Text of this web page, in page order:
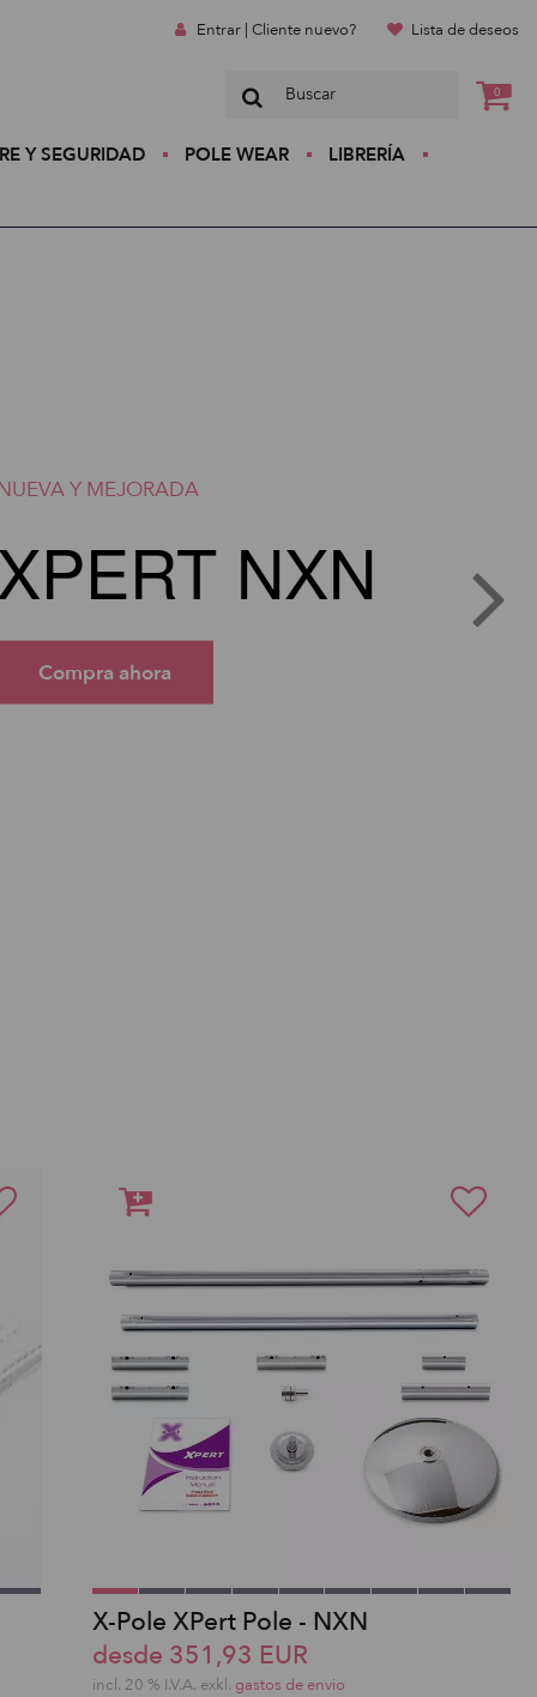
Entrar | Cliente nuevo? Lista de deseos
0
Y SEGURIDAD POLE WEAR LIBRERÍA
Y MEJORADA
NXN
Compra ahora
X-Pole XPert Pole - NXN
desde 351,93 EUR
incl. 20 % I.V.A. exkl. gastos de envio